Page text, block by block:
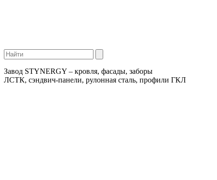
Завод STYNERGY – кровля, фасады, заборы
ЛСТК, сэндвич-панели, рулонная сталь, профили ГКЛ